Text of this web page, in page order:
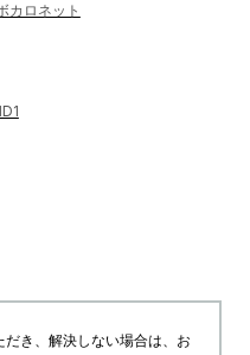
カロネット
だき、解決しない場合は、お